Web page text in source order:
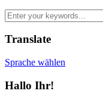
Translate
Sprache wählen
Hallo Ihr!